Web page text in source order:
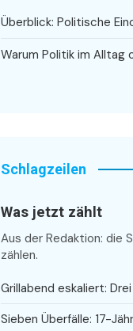
Überblick: Politische
Warum Politik im
Schlagzeilen
Was jetzt zählt
Aus der Redaktion: die
zählen.
Grillabend eskaliert:
Sieben Überfälle: 17-